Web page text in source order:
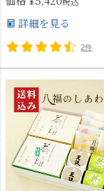
詳細を見る
2件